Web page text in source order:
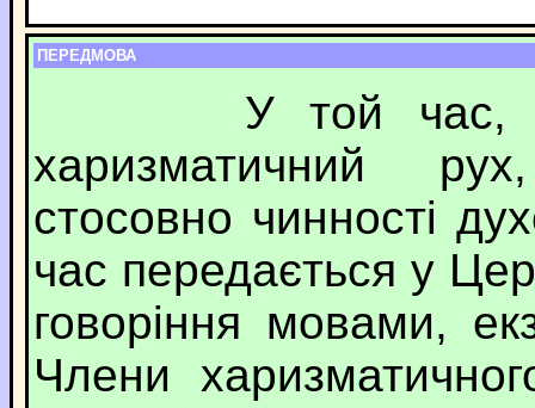
ПЕРЕДМОВА
У той час, коли
харизматичний
стосовно чинності
час передається у
говоріння мовами,
Члени